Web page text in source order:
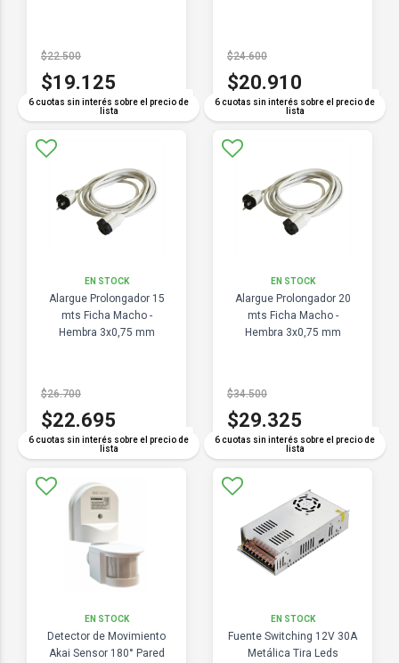
6 cuotas sin interés sobre el precio de
lista
$22.500
$19.125
COMPARAR
6 cuotas sin interés sobre el precio de
lista
$24.600
$20.910
COMPARAR
EN STOCK
Alargue Prolongador 15
mts Ficha Macho -
Hembra 3x0,75 mm
6 cuotas sin interés sobre el precio de
lista
$26.700
$22.695
COMPARAR
EN STOCK
Alargue Prolongador 20
mts Ficha Macho -
Hembra 3x0,75 mm
6 cuotas sin interés sobre el precio de
lista
$34.500
$29.325
COMPARAR
EN STOCK
Detector de Movimiento
Akai Sensor 180° Pared
EN STOCK
Fuente Switching 12V 30A
Metálica Tira Leds